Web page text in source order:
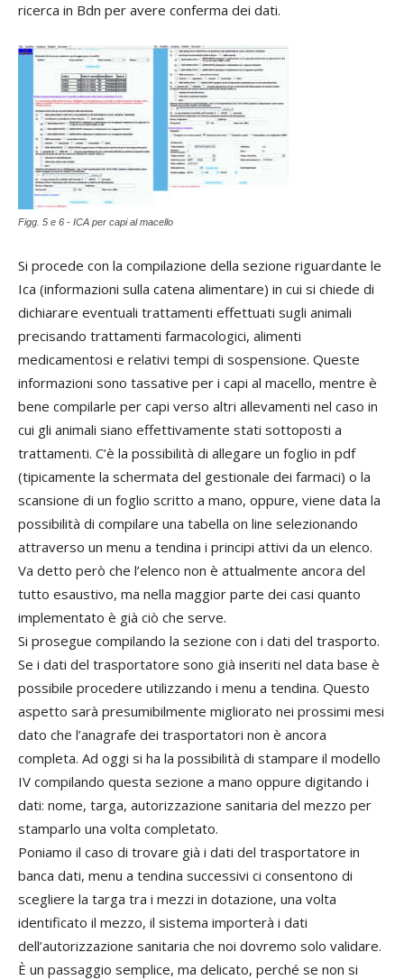
ricerca in Bdn per avere conferma dei dati.
Figg. 5 e 6 - ICA per capi al macello
Si procede con la compilazione della sezione riguardante le
Ica (informazioni sulla catena alimentare) in cui si chiede di
dichiarare eventuali trattamenti effettuati sugli animali
precisando trattamenti farmacologici, alimenti
medicamentosi e relativi tempi di sospensione. Queste
informazioni sono tassative per i capi al macello, mentre è
bene compilarle per capi verso altri allevamenti nel caso in
cui gli animali siano effettivamente stati sottoposti a
trattamenti. C’è la possibilità di allegare un foglio in pdf
(tipicamente la schermata del gestionale dei farmaci) o la
scansione di un foglio scritto a mano, oppure, viene data la
possibilità di compilare una tabella on line selezionando
attraverso un menu a tendina i principi attivi da un elenco.
Va detto però che l’elenco non è attualmente ancora del
tutto esaustivo, ma nella maggior parte dei casi quanto
implementato è già ciò che serve.
Si prosegue compilando la sezione con i dati del trasporto.
Se i dati del trasportatore sono già inseriti nel data base è
possibile procedere utilizzando i menu a tendina. Questo
aspetto sarà presumibilmente migliorato nei prossimi mesi
dato che l’anagrafe dei trasportatori non è ancora
completa. Ad oggi si ha la possibilità di stampare il modello
IV compilando questa sezione a mano oppure digitando i
dati: nome, targa, autorizzazione sanitaria del mezzo per
stamparlo una volta completato.
Poniamo il caso di trovare già i dati del trasportatore in
banca dati, menu a tendina successivi ci consentono di
scegliere la targa tra i mezzi in dotazione, una volta
identificato il mezzo, il sistema importerà i dati
dell’autorizzazione sanitaria che noi dovremo solo validare.
È un passaggio semplice, ma delicato, perché se non si